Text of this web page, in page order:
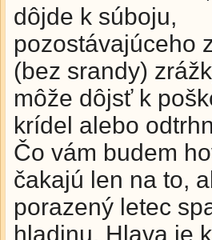
dôjde k súboju,
pozostávajúceho
(bez srandy)
môže dôjsť k
krídel alebo
Čo vám budem
čakajú len na to,
porazený letec
hladinu. Hlava je